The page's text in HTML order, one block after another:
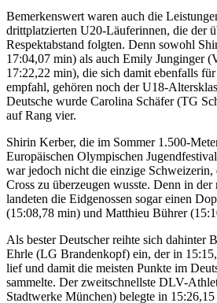
Bemerkenswert waren auch die
drittplatzierten U20-Läuferinnen, die der
Respektabstand folgten. Denn sowohl
17:04,07 min) als auch Emily Junginger
17:22,22 min), die sich damit ebenfalls
empfahl, gehören noch der U18-
Deutsche wurde Carolina Schäfer (TG
auf Rang vier.
Shirin Kerber, die im Sommer 1.500-
Europäischen Olympischen
war jedoch nicht die einzige Schweizerin,
Cross zu überzeugen wusste. Denn in der
landeten die Eidgenossen sogar einen
(15:08,78 min) und Matthieu Bührer
Als bester Deutscher reihte sich dahinter
Ehrle (LG Brandenkopf) ein, der in
lief und damit die meisten Punkte im
sammelte. Der zweitschnellste DLV-
Stadtwerke München) belegte in